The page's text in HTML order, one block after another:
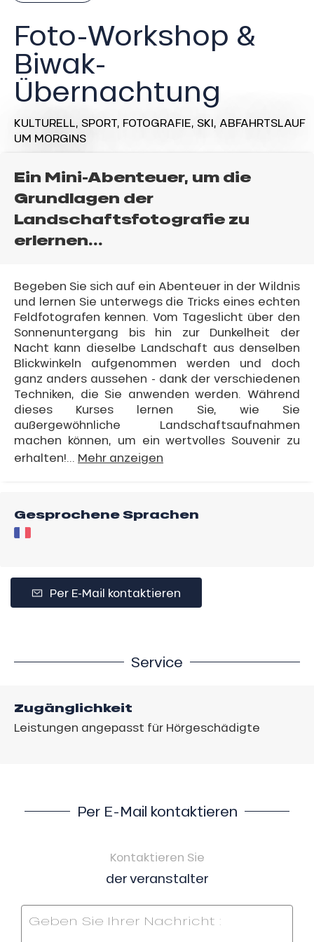
Foto-Workshop &
Biwak-
Übernachtung
KULTURELL, SPORT, FOTOGRAFIE, SKI, ABFAHRTSLAUF
UM MORGINS
Ein Mini-Abenteuer, um die
Grundlagen der
Landschaftsfotografie zu
erlernen...
Begeben Sie sich auf ein Abenteuer in der Wildnis
und lernen Sie unterwegs die Tricks eines echten
Feldfotografen kennen. Vom Tageslicht über den
Sonnenuntergang bis hin zur Dunkelheit der
Nacht kann dieselbe Landschaft aus denselben
Blickwinkeln aufgenommen werden und doch
ganz anders aussehen - dank der verschiedenen
Techniken, die Sie anwenden werden. Während
dieses Kurses lernen Sie, wie Sie
außergewöhnliche Landschaftsaufnahmen
machen können, um ein wertvolles Souvenir zu
erhalten!... Mehr anzeigen
Gesprochene Sprachen
Per E-Mail kontaktieren
Service
Zugänglichkeit
Leistungen angepasst für Hörgeschädigte
Per E-Mail kontaktieren
Kontaktieren Sie
der veranstalter